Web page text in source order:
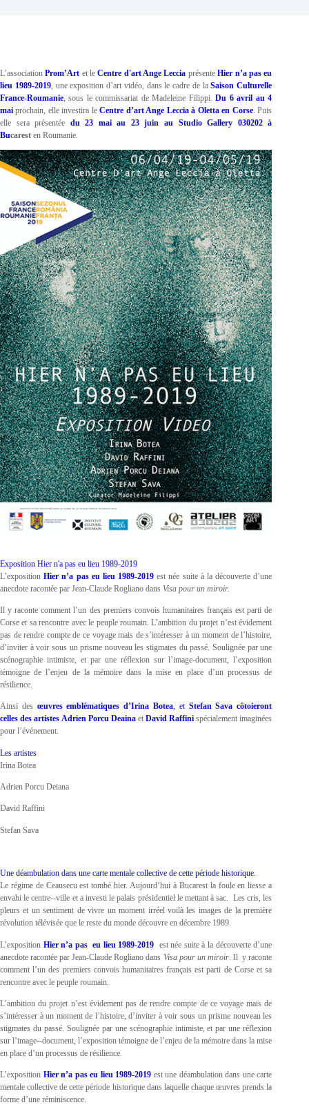
L’associationProm’Art et leCentre d'art Ange Leccia présenteHier n’a pas eu
lieu 1989-2019, une exposition d’art vidéo, dans le cadre de laSaison Culturelle
France-Roumanie, sous le commissariat de Madeleine Filippi.Du 6 avril au 4
mai prochain, elle investira leCentre d’art Ange Leccia à Oletta en Corse. Puis
elle sera présentée du 23 mai au 23 juin au Studio Gallery 030202 à
Bucarest en Roumanie.
Exposition Hier n'a pas eu lieu 1989-2019
L’expositionHier n’a pas eu lieu 1989-2019 est née suite à la découverte d’une
anecdote racontée par Jean-Claude Rogliano dans Visa pour un miroir.
Il y raconte comment l’un des premiers convois humanitaires français est parti de
Corse et sa rencontre avec le peuple roumain. L’ambition du projet n’est évidement
pas de rendre compte de ce voyage mais de s’intéresser à un moment de l’histoire,
d’inviter à voir sous un prisme nouveau les stigmates du passé. Soulignée par une
scénographie intimiste, et par une réflexion sur l’image-document, l’exposition
témoigne de l’enjeu de la mémoire dans la mise en place d’un processus de
résilience.
Ainsi des œuvres emblématiques d’Irina Botea, et Stefan Sava côtoieront
celles des artistes Adrien Porcu Deaina etDavid Raffini spécialement imaginées
pour l’événement.
Les artistes
Irina Botea
Adrien Porcu Deiana
David Raffini
Stefan Sava
Une déambulation dans une carte mentale collective de cette période historique.
Le régime de Ceausecu est tombé hier. Aujourd’hui à Bucarest la foule en liesse a
envahi le centre-­‐ville et a investi le palais présidentiel le mettant à sac. Les cris, les
pleurs et un sentiment de vivre un moment irréel voilà les images de la première
révolution télévisée que le reste du monde découvre en décembre 1989.
L’exposition Hier n’a pas eu lieu 1989-2019 est née suite à la découverte d’une
anecdote racontée par Jean-Claude Rogliano dans Visa pour un miroir. Il y raconte
comment l’un des premiers convois humanitaires français est parti de Corse et sa
rencontre avec le peuple roumain.
L’ambition du projet n’est évidement pas de rendre compte de ce voyage mais de
s’intéresser à un moment de l’histoire, d’inviter à voir sous un prisme nouveau les
stigmates du passé. Soulignée par une scénographie intimiste, et par une réflexion
sur l’image-­‐document, l’exposition témoigne de l’enjeu de la mémoire dans la mise
en place d’un processus de résilience.
L’exposition Hier n’a pas eu lieu 1989-2019 est une déambulation dans une carte
mentale collective de cette période historique dans laquelle chaque œuvres prends la
forme d’une réminiscence.